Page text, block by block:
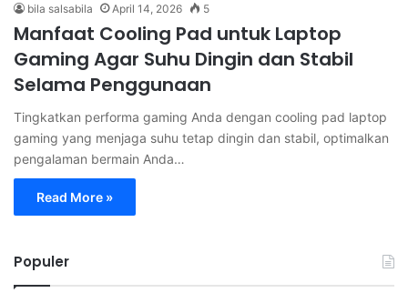
bila salsabila April 14, 2026 5
Manfaat Cooling Pad untuk Laptop
Gaming Agar Suhu Dingin dan Stabil
Selama Penggunaan
Tingkatkan performa gaming Anda dengan cooling pad laptop
gaming yang menjaga suhu tetap dingin dan stabil, optimalkan
pengalaman bermain Anda…
Read More »
Populer